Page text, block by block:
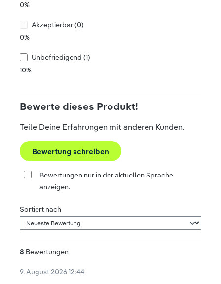
0%
Akzeptierbar (0)
0%
Unbefriedigend (1)
10%
Bewerte dieses Produkt!
Teile Deine Erfahrungen mit anderen Kunden.
Bewertung schreiben
Bewertungen nur in der aktuellen Sprache
anzeigen.
Sortiert nach
8 Bewertungen
9. August 2026 12:44